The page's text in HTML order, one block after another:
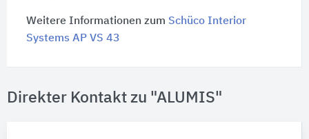
Weitere Informationen zum Schüco Interior
Systems AP VS 43
Direkter Kontakt zu "ALUMIS"